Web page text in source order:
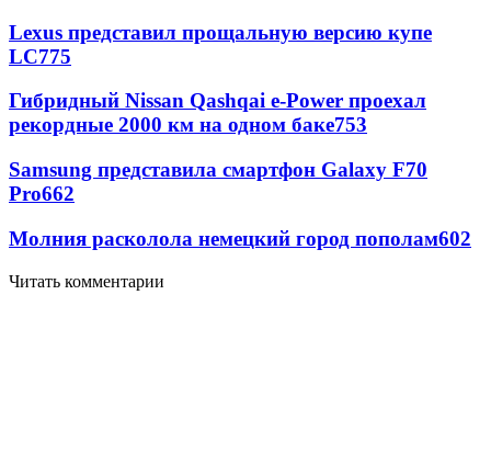
Lexus представил прощальную версию купе
LC775
Гибридный Nissan Qashqai e-Power проехал
рекордные 2000 км на одном баке753
Samsung представила смартфон Galaxy F70
Pro662
Молния расколола немецкий город пополам602
Читать комментарии